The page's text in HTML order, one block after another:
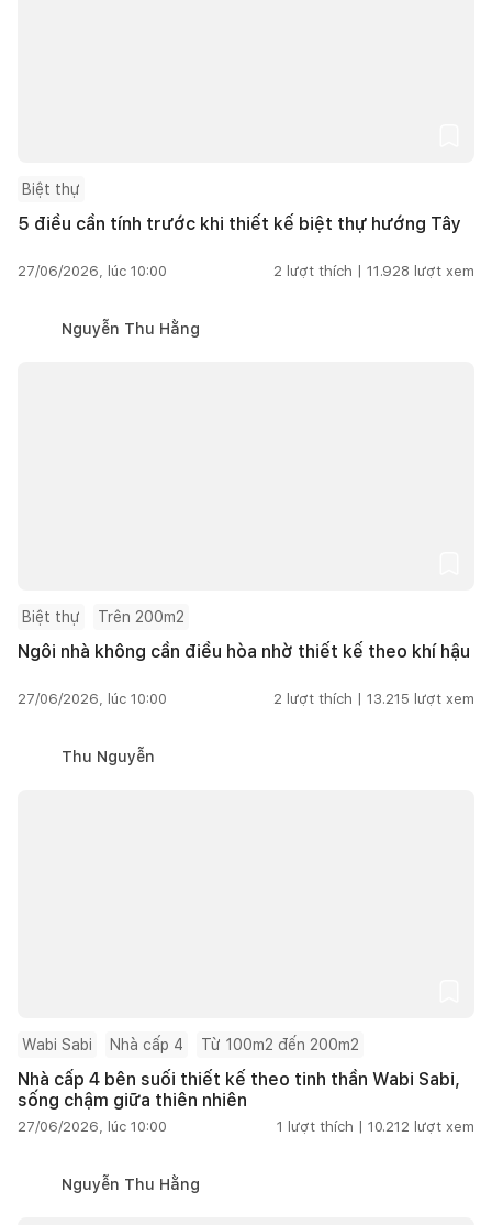
Biệt thự
5 điều cần tính trước khi thiết kế biệt thự hướng Tây
27/06/2026, lúc 10:00 2 lượt thích | 11.928 lượt xem
Nguyễn Thu Hằng
Biệt thự Trên 200m2
Ngôi nhà không cần điều hòa nhờ thiết kế theo khí hậu
27/06/2026, lúc 10:00 2 lượt thích | 13.215 lượt xem
Thu Nguyễn
Wabi Sabi Nhà cấp 4 Từ 100m2 đến 200m2
Nhà cấp 4 bên suối thiết kế theo tinh thần Wabi Sabi,
sống chậm giữa thiên nhiên
27/06/2026, lúc 10:00 1 lượt thích | 10.212 lượt xem
Nguyễn Thu Hằng